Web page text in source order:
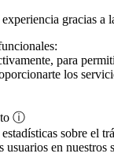
gracias a
para
los
ⓘ
sobre el
usuarios en nuestros